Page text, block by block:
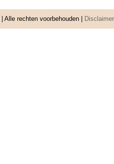
| Alle rechten voorbehouden | Disclaimer